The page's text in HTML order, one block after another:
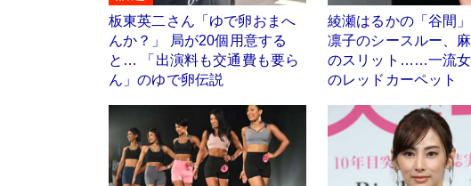
板東英二さん「ゆで卵おまへ
んか？」 局が20個用意する
と… 「出演料も交通費も要ら
ん」のゆで卵伝説
綾瀬はるかの「谷間
凛子のシースルー、
のスリット……一流女
のレッドカーペット